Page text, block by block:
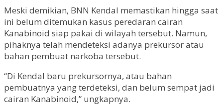
Meski demikian, BNN Kendal memastikan hingga saat
ini belum ditemukan kasus peredaran cairan
Kanabinoid siap pakai di wilayah tersebut. Namun,
pihaknya telah mendeteksi adanya prekursor atau
bahan pembuat narkoba tersebut.
“Di Kendal baru prekursornya, atau bahan
pembuatnya yang terdeteksi, dan belum sempat jadi
cairan Kanabinoid,” ungkapnya.